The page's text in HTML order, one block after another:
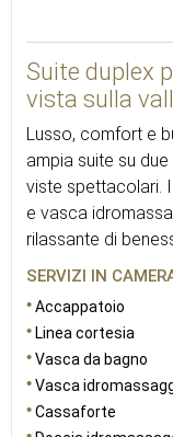
Suite duplex
vista sulla
Lusso, comfort e
ampia suite su
viste spettacolari.
e vasca
rilassante di
SERVIZI IN
Accappatoio
Linea cortesia
Vasca da bagno
Vasca
Cassaforte